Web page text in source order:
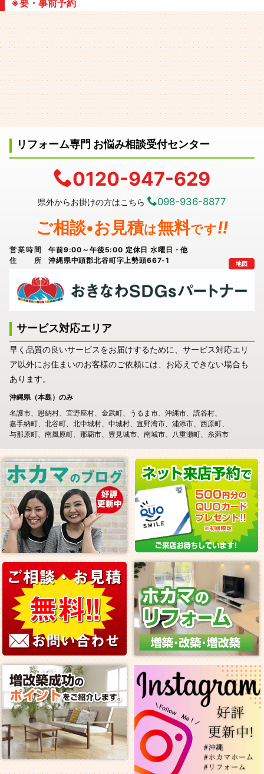
※要・事前予約
リフォーム専門 お悩み相談受付センター
0120-947-629
県外からお掛けの方はこちら 098-936-8877
ご相談•お見積は無料です!!
営業時間
午前9:00～午後5:00 定休日 水曜日・他
住所
沖縄県中頭郡北谷町字上勢頭667-1 地図
サービス対応エリア
早く品質の良いサービスをお届けするために、サービス対応エリ
ア以外にお住まいのお客様のご依頼には、お応えできない場合も
あります。
沖縄県（本島）のみ
名護市
恩納村 宜野座村 金武町 うるま市 沖縄市
読谷村
嘉手納町
北谷町 北中城村 中城村 宜野湾市 浦添市
西原町
与那原町
南風原町 那覇市 豊見城市 南城市 八重瀬町 糸満市